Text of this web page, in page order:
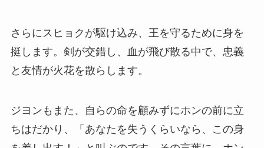
さらにスヒョクが駆け込み、王を守るために身を
挺します。剣が交錯し、血が飛び散る中で、忠義
と友情が火花を散らします。
ジヨンもまた、自らの命を顧みずにホンの前に立
ちはだかり、「あなたを失うくらいなら、この身